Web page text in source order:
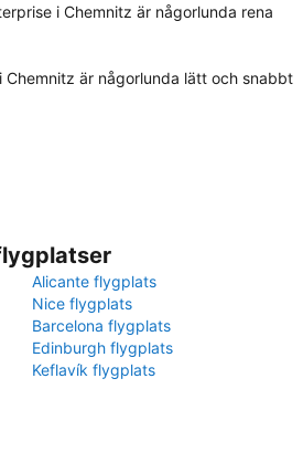
i Chemnitz är någorlunda rena
är någorlunda lätt och snabbt
Alicante flygplats
Nice flygplats
Barcelona flygplats
Edinburgh flygplats
Keflavík flygplats